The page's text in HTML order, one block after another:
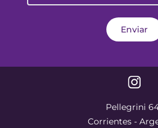
Enviar
Pellegrini
Corrientes -